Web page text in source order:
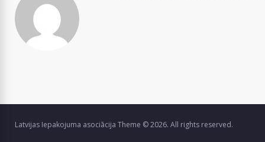
Latvijas Iepakojuma asociācija Theme © 2026. All rights reserved.